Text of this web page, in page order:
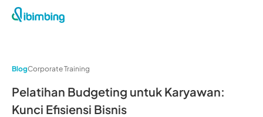
BlogCorporate Training
Pelatihan Budgeting untuk Karyawan:
Kunci Efisiensi Bisnis